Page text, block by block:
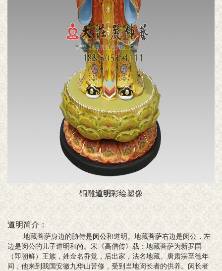
铜雕道明彩绘塑像
道明简介：
地藏菩萨身边的胁侍是闵公和道明。地藏菩萨右边是闵公，左
边是闵公的儿子道明和尚。宋《高僧传》载：地藏菩萨为新罗国
（即朝鲜）王族，姓金名乔觉，后出家，法名地藏。唐肃宗至德年
间，他来到我国安徽九华山苦修，受到当地闵长者的供养。闵长者